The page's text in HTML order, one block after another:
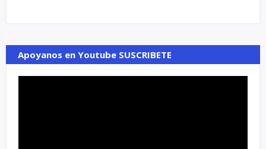
Apoyanos en Youtube SUSCRIBETE